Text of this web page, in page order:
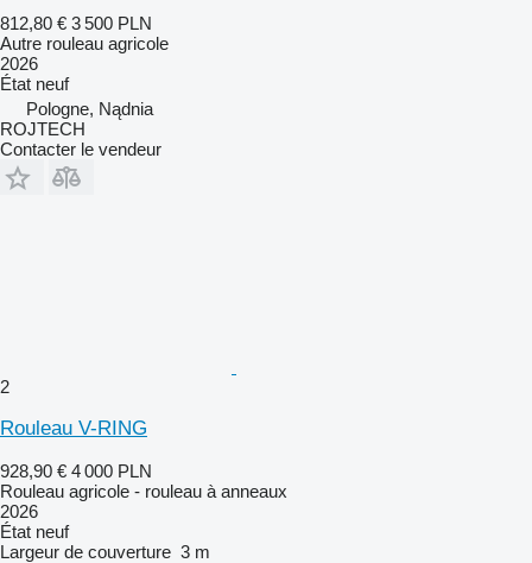
812,80 € 3 500 PLN
Autre rouleau agricole
2026
État neuf
Pologne, Nądnia
ROJTECH
Contacter le vendeur
2
Rouleau V-RING
928,90 € 4 000 PLN
Rouleau agricole - rouleau à anneaux
2026
État neuf
Largeur de couverture 3 m